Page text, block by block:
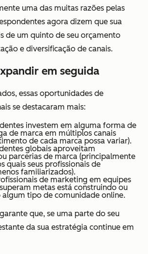
uma das muitas razões pelas
agora dizem que sua
de um quinto de seu orçamento
e diversificação de canais.
em seguida
essas oportunidades de
se destacaram mais:
investem em alguma forma de
de marca em múltiplos canais
de cada marca possa variar).
globais aproveitam
parcerias de marca (principalmente
quais seus profissionais de
familiarizados).
de marketing em equipes
metas está construindo ou
tipo de comunidade online.
que, se uma parte do seu
da sua estratégia continue em